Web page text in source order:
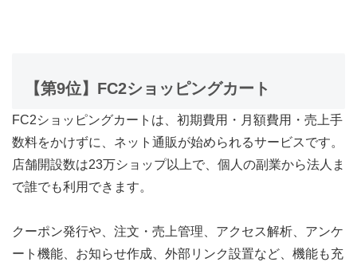
【第9位】FC2ショッピングカート
FC2ショッピングカートは、初期費用・月額費用・売上手
数料をかけずに、ネット通販が始められるサービスです。
店舗開設数は23万ショップ以上で、個人の副業から法人ま
で誰でも利用できます。
クーポン発行や、注文・売上管理、アクセス解析、アンケ
ート機能、お知らせ作成、外部リンク設置など、機能も充